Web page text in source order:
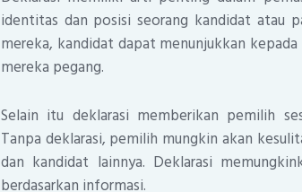
identitas dan posisi seorang kandidat atau
mereka, kandidat dapat menunjukkan
mereka pegang.
Selain itu deklarasi memberikan pemilih
Tanpa deklarasi, pemilih mungkin akan
dan kandidat lainnya. Deklarasi
berdasarkan informasi.